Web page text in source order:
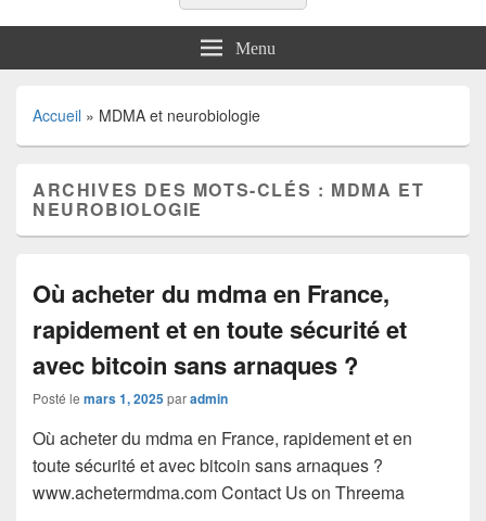
Menu
Accueil » MDMA et neurobiologie
ARCHIVES DES MOTS-CLÉS : MDMA ET
NEUROBIOLOGIE
Où acheter du mdma en France,
rapidement et en toute sécurité et
avec bitcoin sans arnaques ?
Posté le mars 1, 2025paradmin
Où acheter du mdma en France, rapidement et en
toute sécurité et avec bitcoin sans arnaques ?
www.achetermdma.com Contact Us on Threema